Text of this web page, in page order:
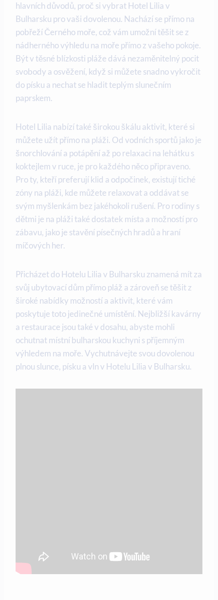
hlavních důvodů, proč si vybrat Hotel Lilia v
Bulharsku pro vaši dovolenou. Nachází se přímo na
pobřeží Černého moře, což vám umožní těšit se z
nádherného výhledu na moře přímo z vašeho pokoje.
Být v těsné blízkosti pláže dává nezaměnitelný pocit
svobody a osvěžení, když si můžete snadno vykročit
do písku a nechat se hladit teplým slunečním
paprskem.
Hotel Lilia nabízí také širokou škálu aktivit, které si
můžete užít přímo na pláži. Od vodních sportů jako je
šnorchlování a potápění až po relaxaci na lehátku s
koktejlem v ruce, je pro každého něco připraveno.
Pro ty, kteří preferují klid a odpočinek, existují tiché
zóny na pláži, kde můžete relaxovat a oddávat se
svým myšlenkám bez jakéhokoli rušení. Pro rodiny s
dětmi je na pláži také dostatek místa a možností pro
zábavu, jako je stavění písečných hradů a hraní
míčových her.
Přicházet do Hotelu Lilia v Bulharsku znamená mít za
svůj ubytovací dům přímo pláž a zároveň se těšit z
široké nabídky možností a aktivit, které vám
poskytuje toto jedinečné umístění. Nejbližší kavárny
a restaurace jsou také v dosahu, abyste mohli
ochutnat místní bulharskou kuchyni s příjemným
výhledem na moře. Vychutnávejte svou dovolenou
plnou slunce, písku a vln v Hotelu Lilia v Bulharsku.